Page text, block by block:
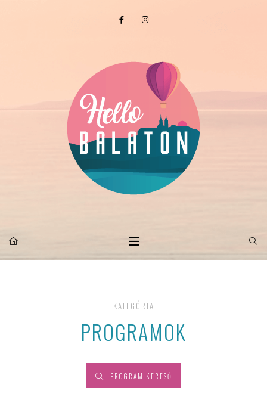
KATEGÓRIA
PROGRAMOK
PROGRAM KERESŐ